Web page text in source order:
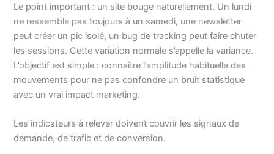
Le point important : un site bouge naturellement. Un lundi
ne ressemble pas toujours à un samedi, une newsletter
peut créer un pic isolé, un bug de tracking peut faire chuter
les sessions. Cette variation normale s’appelle la variance.
L’objectif est simple : connaître l’amplitude habituelle des
mouvements pour ne pas confondre un bruit statistique
avec un vrai impact marketing.
Les indicateurs à relever doivent couvrir les signaux de
demande, de trafic et de conversion.